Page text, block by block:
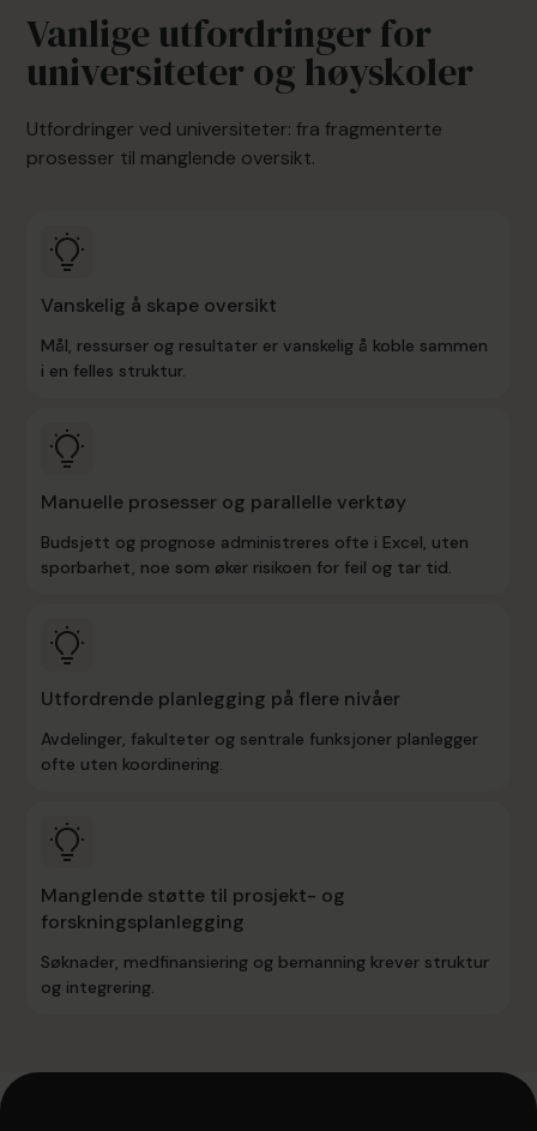
Vanlige utfordringer for
universiteter og høyskoler
Utfordringer ved universiteter: fra fragmenterte
prosesser til manglende oversikt.
Vanskelig å skape oversikt
Mål, ressurser og resultater er vanskelig å koble sammen
i en felles struktur.
Manuelle prosesser og parallelle verktøy
Budsjett og prognose administreres ofte i Excel, uten
sporbarhet, noe som øker risikoen for feil og tar tid.
Utfordrende planlegging på flere nivåer
Avdelinger, fakulteter og sentrale funksjoner planlegger
ofte uten koordinering.
Manglende støtte til prosjekt- og
forskningsplanlegging
Søknader, medfinansiering og bemanning krever struktur
og integrering.